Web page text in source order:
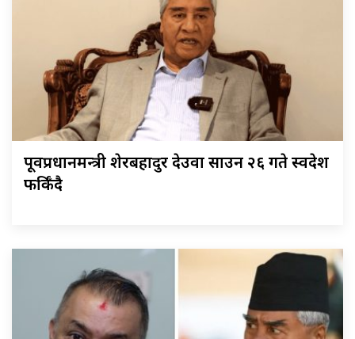
पूर्वप्रधानमन्त्री शेरबहादुर देउवा साउन २६ गते स्वदेश
फर्किँदै